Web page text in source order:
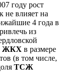
году рост
не влияет на
4 года в
из
ЖКХ в размере
(в том числе,
ТСЖ